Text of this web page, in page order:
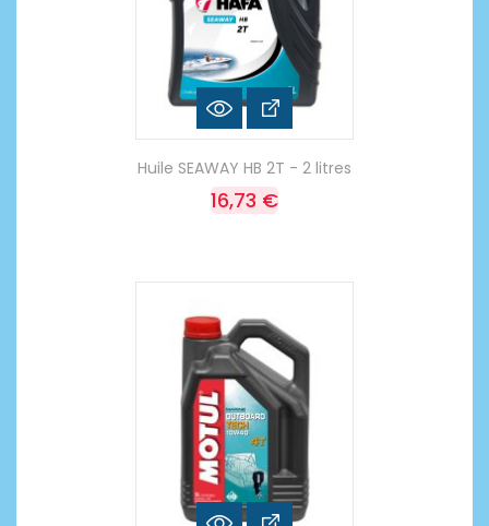
Huile SEAWAY HB 2T - 2 litres
16,73 €